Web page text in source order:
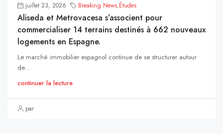
juillet 23, 2026 Breaking News,Études
Aliseda et Metrovacesa s’associent pour
commercialiser 14 terrains destinés à 662 nouveaux
logements en Espagne.
Le marché immobilier espagnol continue de se structurer autour
de...
continuer la lecture
par